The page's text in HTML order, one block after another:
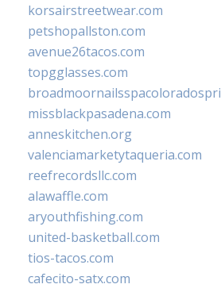
korsairstreetwear.com
petshopallston.com
avenue26tacos.com
topgglasses.com
missblackpasadena.com
anneskitchen.org
valenciamarketytaqueria.com
reefrecordsllc.com
alawaffle.com
aryouthfishing.com
united-basketball.com
tios-tacos.com
cafecito-satx.com